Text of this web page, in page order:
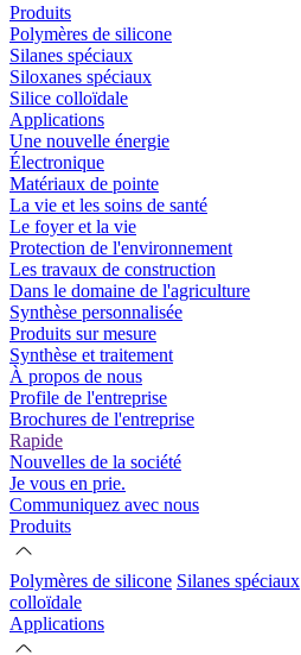
Produits
Polymères de silicone
Silanes spéciaux
Siloxanes spéciaux
Silice colloïdale
Applications
Une nouvelle énergie
Électronique
Matériaux de pointe
La vie et les soins de santé
Le foyer et la vie
Protection de l'environnement
Les travaux de construction
Dans le domaine de l'agriculture
Synthèse personnalisée
Produits sur mesure
Synthèse et traitement
À propos de nous
Profile de l'entreprise
Brochures de l'entreprise
Rapide
Nouvelles de la société
Je vous en prie.
Communiquez avec nous
Produits
Polymères de silicone Silanes spéciaux
colloïdale
Applications